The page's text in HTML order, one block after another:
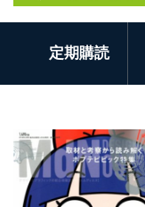
定期購読